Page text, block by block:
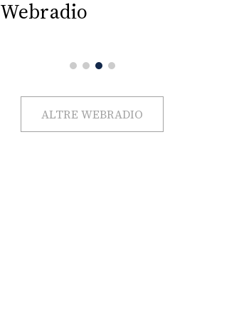
Webradio
ALTRE WEBRADIO